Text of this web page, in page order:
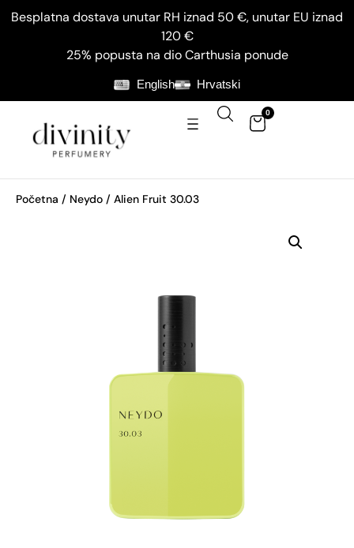
Besplatna dostava unutar RH iznad 50 €, unutar EU iznad
120 €
25% popusta na dio Carthusia ponude
English Hrvatski
0
Početna / Neydo / Alien Fruit 30.03